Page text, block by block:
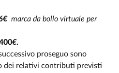
marca da bollo virtuale per
€.
proseguo sono
dei relativi contributi previsti